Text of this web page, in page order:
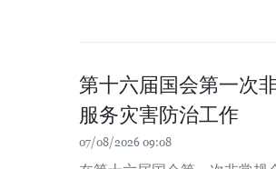
第十六届国会第一次
服务灾害防治工作
07/08/2026 09:08